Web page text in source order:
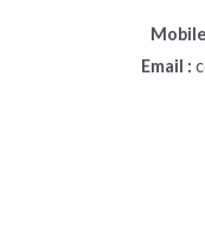
Email :